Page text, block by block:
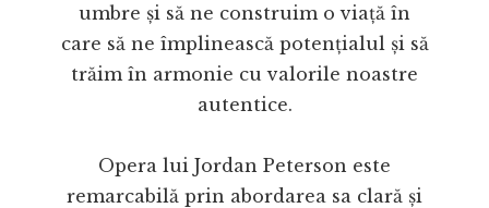
umbre și să ne construim o viață în
care să ne împlinească potențialul și să
trăim în armonie cu valorile noastre
autentice.
Opera lui Jordan Peterson este
remarcabilă prin abordarea sa clară și